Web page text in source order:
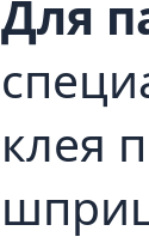
Для
клея